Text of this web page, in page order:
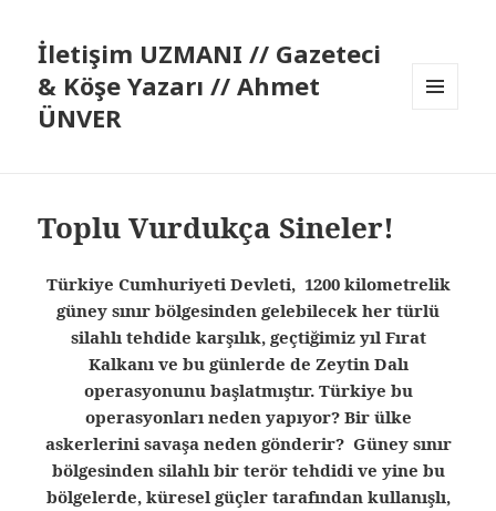
İletişim UZMANI // Gazeteci
& Köşe Yazarı // Ahmet
ÜNVER
Toplu Vurdukça Sineler!
Türkiye Cumhuriyeti Devleti, 1200 kilometrelik
güney sınır bölgesinden gelebilecek her türlü
silahlı tehdide karşılık, geçtiğimiz yıl Fırat
Kalkanı ve bu günlerde de Zeytin Dalı
operasyonunu başlatmıştır. Türkiye bu
operasyonları neden yapıyor? Bir ülke
askerlerini savaşa neden gönderir? Güney sınır
bölgesinden silahlı bir terör tehdidi ve yine bu
bölgelerde, küresel güçler tarafından kullanışlı,